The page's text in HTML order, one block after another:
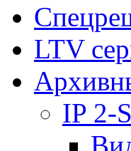
LTV
IP 2-